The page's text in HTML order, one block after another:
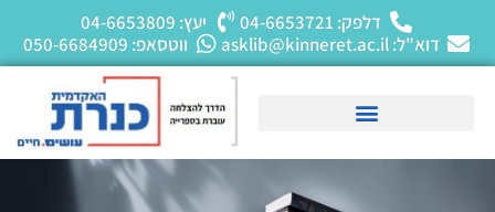
דלפק: 04-6653721
יעץ: 04-6653809
דוא"ל: asklib@kinneret.ac.il
ווטסאפ: 050-6684909